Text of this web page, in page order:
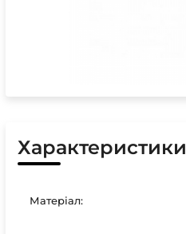
Характеристики
Матеріал: